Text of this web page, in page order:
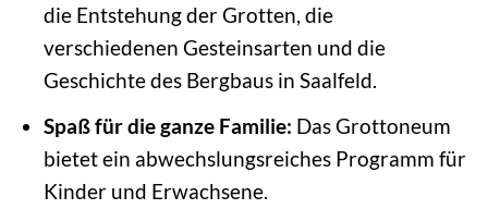
die Entstehung der Grotten, die
verschiedenen Gesteinsarten und die
Geschichte des Bergbaus in Saalfeld.
Spaß für die ganze Familie: Das Grottoneum
bietet ein abwechslungsreiches Programm für
Kinder und Erwachsene.